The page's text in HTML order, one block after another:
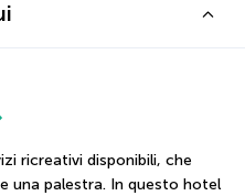
ricreativi disponibili, che
una palestra. In questo hotel